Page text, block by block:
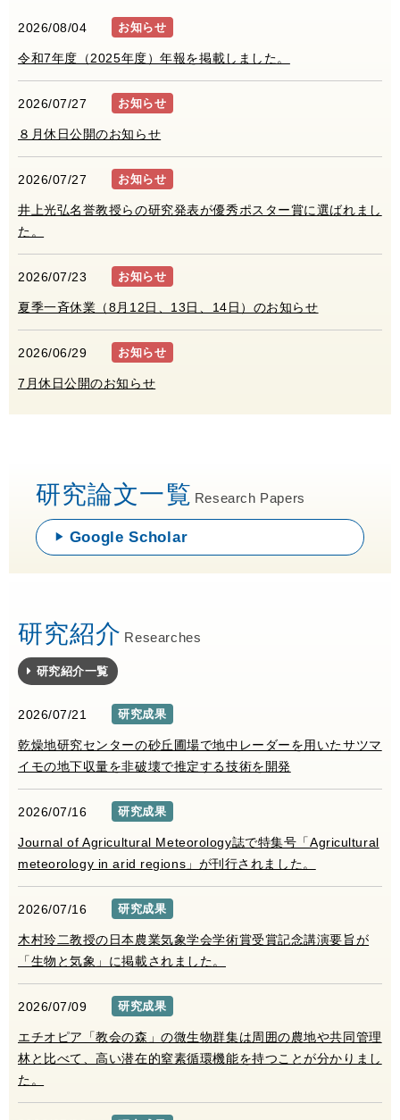
2026/08/04 お知らせ
令和7年度（2025年度）年報を掲載しました。
2026/07/27 お知らせ
８月休日公開のお知らせ
2026/07/27 お知らせ
井上光弘名誉教授らの研究発表が優秀ポスター賞に選ばれまし
た。
2026/07/23 お知らせ
夏季一斉休業（8月12日、13日、14日）のお知らせ
2026/06/29 お知らせ
7月休日公開のお知らせ
研究論文一覧 Research Papers
Google Scholar
研究紹介 Researches
研究紹介一覧
2026/07/21 研究成果
乾燥地研究センターの砂丘圃場で地中レーダーを用いたサツマ
イモの地下収量を非破壊で推定する技術を開発
2026/07/16 研究成果
Journal of Agricultural Meteorology誌で特集号「Agricultural
meteorology in arid regions」が刊行されました。
2026/07/16 研究成果
木村玲二教授の日本農業気象学会学術賞受賞記念講演要旨が
「生物と気象」に掲載されました。
2026/07/09 研究成果
エチオピア「教会の森」の微生物群集は周囲の農地や共同管理
林と比べて、高い潜在的窒素循環機能を持つことが分かりまし
た。